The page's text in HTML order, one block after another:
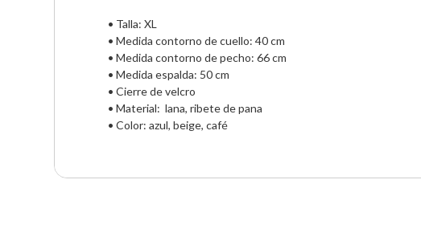
• Talla: XL
• Medida contorno de cuello: 40 cm
• Medida contorno de pecho: 66 cm
• Medida espalda: 50 cm
• Cierre de velcro
• Material:  lana, ribete de pana
• Color: azul, beige, café